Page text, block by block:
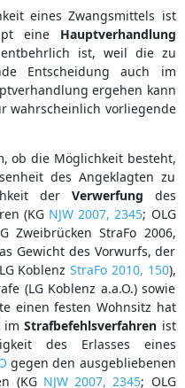
eines Zwangsmittels ist
eine Hauptverhandlung
ist, weil die zu
Entscheidung auch im
ergehen kann
wahrscheinlich vorliegende
ob die Möglichkeit besteht,
des Angeklagten zu
der Verwerfung des
(KG NJW 2007, 2345; OLG
Zweibrücken StraFo 2006,
Gewicht des Vorwurfs, der
Koblenz StraFo 2010, 150),
(LG Koblenz a.a.O.) sowie
einen festen Wohnsitz hat
imStrafbefehlsverfahren ist
des Erlasses eines
gegen den ausgebliebenen
(KG NJW 2007, 2345; OLG